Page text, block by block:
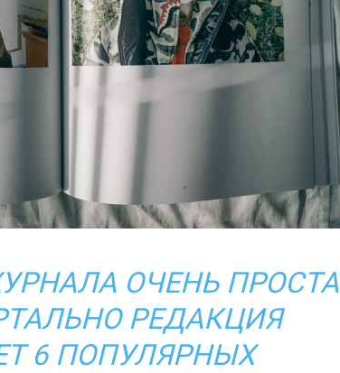
ОЧЕНЬ ПРОСТА
РЕДАКЦИЯ
6 ПОПУЛЯРНЫХ